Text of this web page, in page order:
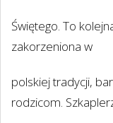
Świętego. To
zakorzeniona w
polskiej tradycji,
rodzicom.